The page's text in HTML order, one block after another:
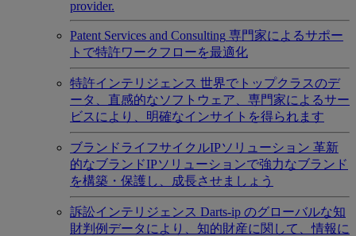
provider.
Patent Services and Consulting 専門家によるサポー
トで特許ワークフローを最適化
特許インテリジェンス 世界でトップクラスのデ
ータ、直感的なソフトウェア、専門家によるサー
ビスにより、明確なインサイトを得られます
ブランドライフサイクルIPソリューション 革新
的なブランドIPソリューションで強力なブランド
を構築・保護し、成長させましょう
訴訟インテリジェンス Darts-ip のグローバルな知
財判例データにより、知的財産に関して、情報に